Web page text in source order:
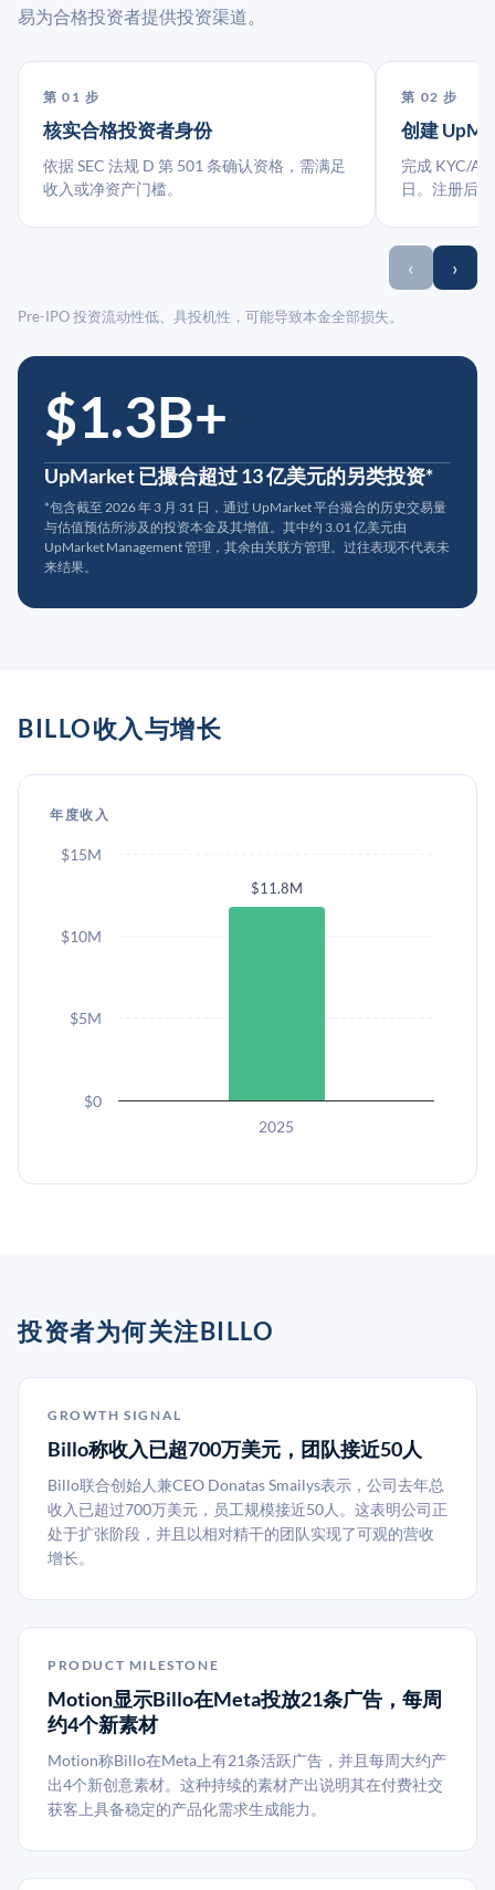
易为合格投资者提供投资渠道。
第 01 步
核实合格投资者身份
依据 SEC 法规 D 第 501 条确认资格，需满足
收入或净资产门槛。
第 02 步
创建
完成 KYC/
日。注册后
‹ ›
Pre-IPO 投资流动性低、具投机性，可能导致本金全部损失。
$1.3B+
UpMarket 已撮合超过 13 亿美元的另类投资*
*包含截至 2026 年 3 月 31 日，通过 UpMarket 平台撮合的历史交易量
与估值预估所涉及的投资本金及其增值。其中约 3.01 亿美元由
UpMarket Management 管理，其余由关联方管理。过往表现不代表未
来结果。
BILLO收入与增长
年度收入
$11.8M
2025
$0
$5M
$10M
$15M
投资者为何关注BILLO
GROWTH SIGNAL
Billo称收入已超700万美元，团队接近50人
Billo联合创始人兼CEO Donatas Smailys表示，公司去年总
收入已超过700万美元，员工规模接近50人。这表明公司正
处于扩张阶段，并且以相对精干的团队实现了可观的营收
增长。
PRODUCT MILESTONE
Motion显示Billo在Meta投放21条广告，每周
约4个新素材
Motion称Billo在Meta上有21条活跃广告，并且每周大约产
出4个新创意素材。这种持续的素材产出说明其在付费社交
获客上具备稳定的产品化需求生成能力。